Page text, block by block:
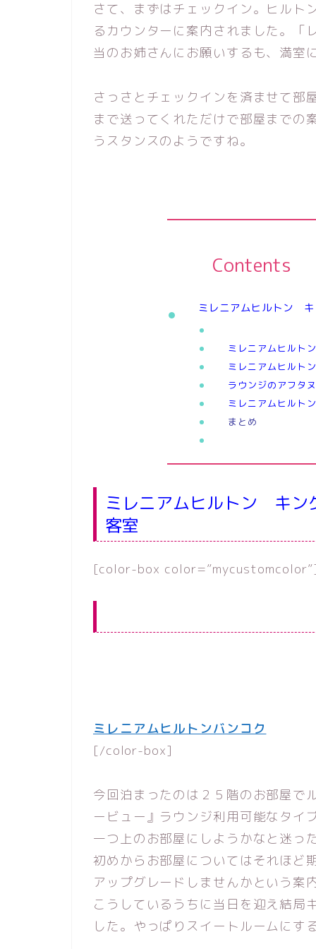
さて、まずはチェックイン。ヒルト
るカウンターに案内されました。「
当のお姉さんにお願いするも、満室
さっさとチェックインを済ませて部
まで送ってくれただけで部屋までの
うスタンスのようですね。
Contents
ミレニアムヒルトン キ
ミレニアムヒルト
ミレニアムヒルト
ラウンジのアフタ
ミレニアムヒルト
まとめ
ミレニアムヒルトン キン
客室
[color-box
ミレニアムヒルトンバンコク
[/color-box]
今回泊まったのは２５階のお部屋で
ービュー』ラウンジ利用可能なタイ
一つ上のお部屋にしようかなと迷っ
初めからお部屋についてはそれほど
アップグレードしませんかという案
こうしているうちに当日を迎え結局
した。やっぱりスイートルームにす